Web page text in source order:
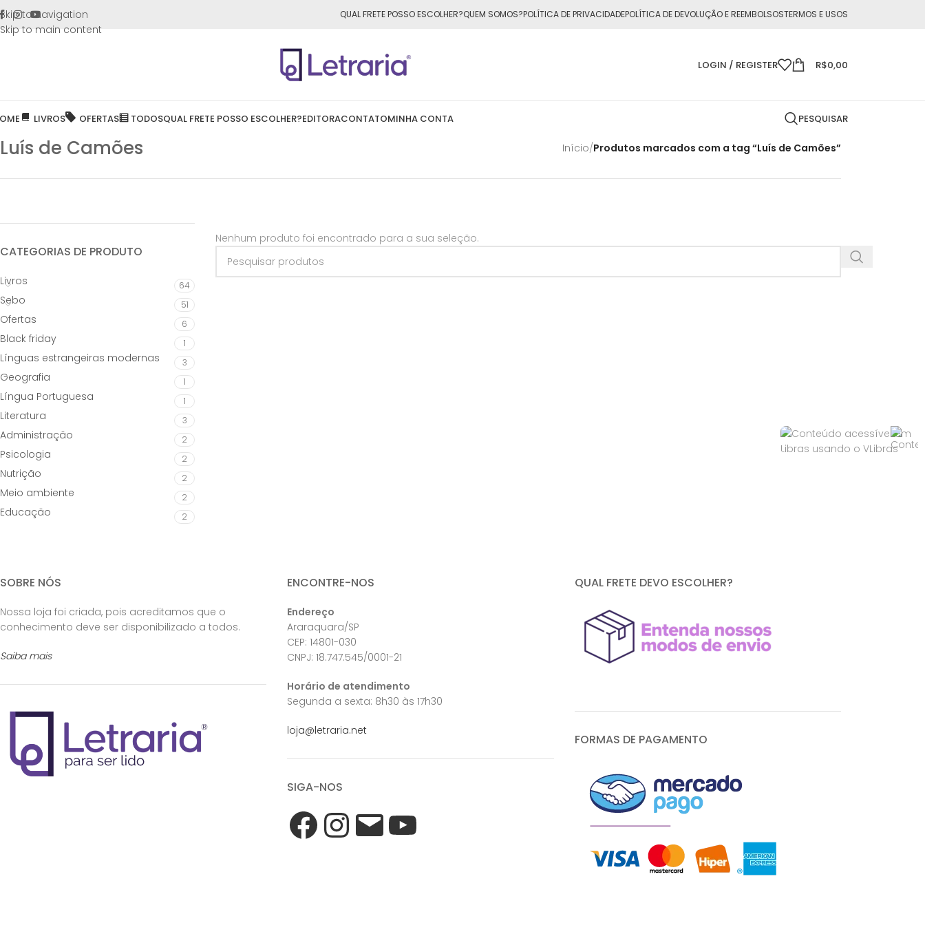
Skip to navigation
Skip to main content
para todo o Brasil nas compras acima de R$50,00
QUAL FRETE POSSO ESCOLHER?QUEM SOMOS?POLÍTICA DE PRIVACIDADEPOLÍTICA DE DEVOLUÇÃO E REEMBOLSOSTERMOS E USOS
LOGIN / REGISTER R$0,00
LIVROS OFERTAS TODOSQUAL FRETE POSSO ESCOLHER?EDITORACONTATOMINHA CONTA PESQUISAR
Luís de Camões Início/Produtos marcados com a tag “Luís de Camões”
CATEGORIAS DE PRODUTO
Livros 64
Sebo 51
Ofertas 6
Black friday 1
Línguas estrangeiras modernas 3
Geografia 1
Língua Portuguesa 1
Literatura 3
Administração 2
Psicologia 2
Nutrição 2
Meio ambiente 2
Educação 2
Nenhum produto foi encontrado para a sua seleção.
SOBRE NÓS
Nossa loja foi criada, pois acreditamos que o
conhecimento deve ser disponibilizado a todos.
Saiba mais
ENCONTRE-NOS
Endereço
Araraquara/SP
CEP: 14801-030
CNPJ: 18.747.545/0001-21
Horário de atendimento
Segunda a sexta: 8h30 às 17h30
loja@letraria.net
SIGA-NOS
QUAL FRETE DEVO ESCOLHER?
FORMAS DE PAGAMENTO